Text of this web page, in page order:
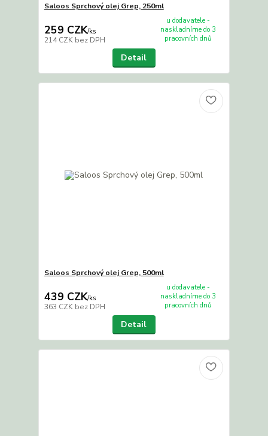
Saloos Sprchový olej Grep, 250ml
259 CZK/ks
214 CZK bez DPH
u dodavatele -
naskladníme do 3
pracovních dnů
Detail
Saloos Sprchový olej Grep, 500ml
439 CZK/ks
363 CZK bez DPH
u dodavatele -
naskladníme do 3
pracovních dnů
Detail